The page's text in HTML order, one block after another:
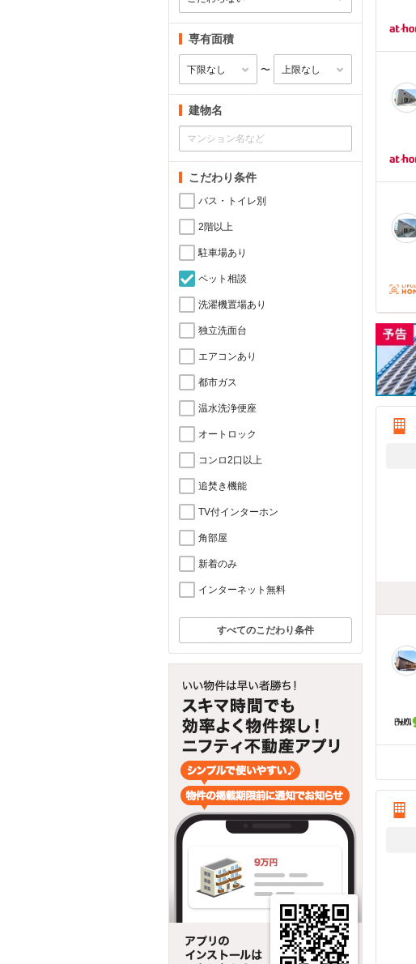
専有面積
〜
建物名
こだわり条件
バス・トイレ別
2階以上
駐車場あり
ペット相談
洗濯機置場あり
独立洗面台
エアコンあり
都市ガス
温水洗浄便座
オートロック
コンロ2口以上
追焚き機能
TV付インターホン
角部屋
新着のみ
インターネット無料
すべてのこだわり条件